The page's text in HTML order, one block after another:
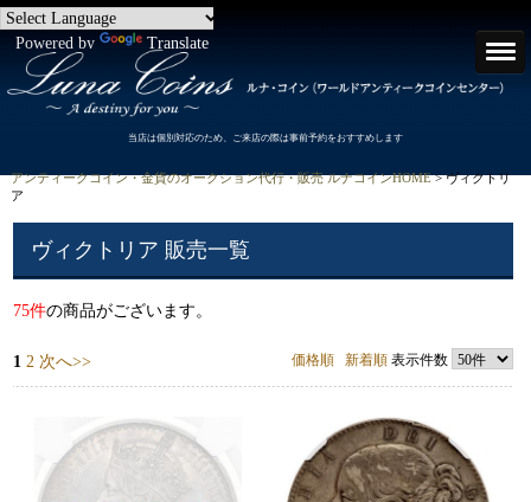
Powered by Translate
当店は個別対応のため、ご来店の際は事前予約をおすすめします
アンティークコイン・金貨のオークション代行・販売 ルナコインHOME> ヴィクトリ
ア
ヴィクトリア 販売一覧
75件の商品がございます。
価格順 新着順表示件数
1 2 次へ>>